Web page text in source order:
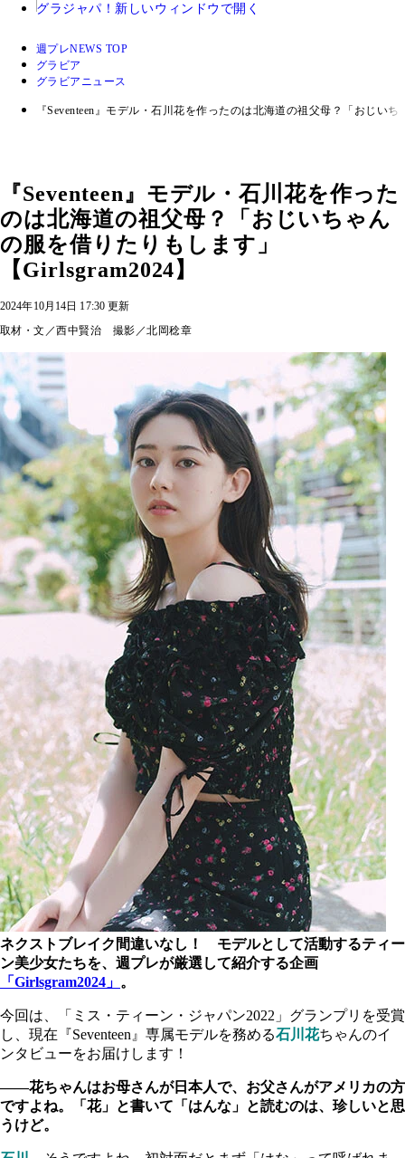
グラジャパ！ 新しいウィンドウで開く
週プレNEWS TOP
グラビア
グラビアニュース
『Seventeen』モデル・石川花を作ったのは北海道の祖父母？「おじい
『Seventeen』モデル・石川花を作った
のは北海道の祖父母？「おじいちゃん
の服を借りたりもします」
【Girlsgram2024】
2024年10月14日 17:30 更新
取材・文／西中賢治 撮影／北岡稔章
ネクストブレイク間違いなし！ モデルとして活動するティー
ン美少女たちを、週プレが厳選して紹介する企画
「Girlsgram2024」 。
今回は、「ミス・ティーン・ジャパン2022」グランプリを受賞
し、現在『Seventeen』専属モデルを務める石川花ちゃんのイ
ンタビューをお届けします！
――花ちゃんはお母さんが日本人で、お父さんがアメリカの方
ですよね。「花」と書いて「はんな」と読むのは、珍しいと思
うけど。